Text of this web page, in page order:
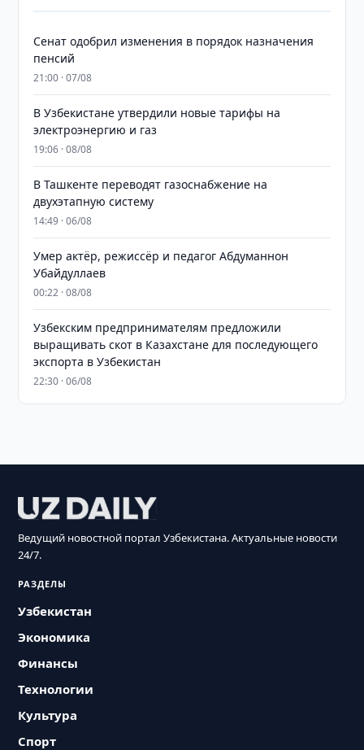
Сенат одобрил изменения в порядок назначения
пенсий
21:00 · 07/08
В Узбекистане утвердили новые тарифы на
электроэнергию и газ
19:06 · 08/08
В Ташкенте переводят газоснабжение на
двухэтапную систему
14:49 · 06/08
Умер актёр, режиссёр и педагог Абдуманнон
Убайдуллаев
00:22 · 08/08
Узбекским предпринимателям предложили
выращивать скот в Казахстане для последующего
экспорта в Узбекистан
22:30 · 06/08
Ведущий новостной портал Узбекистана. Актуальные новости
24/7.
РАЗДЕЛЫ
Узбекистан
Экономика
Финансы
Технологии
Культура
Спорт